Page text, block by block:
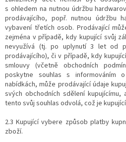
s ohledem na nutnou údržbu
prodávajícího, popř. nutnou údržbu
vybavení třetích osob. Prodávající
zejména v případě, kdy kupující svůj
nevyužívá (tj. po uplynutí 3 let od
prodávajícího), či v případě, kdy
smlouvy (včetně obchodních
poskytne souhlas s informováním
nabídkách, může prodávající údaje
svých obchodních sdělení
tento svůj souhlas odvolá, což je
2.3 Kupující vybere způsob platby
zboží.